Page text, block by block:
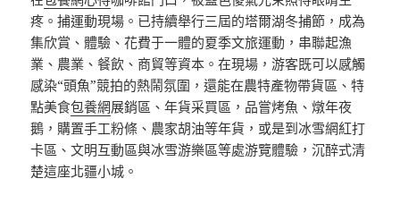
疼。捕運動現場。已持續舉行三屆的塔爾湖冬捕節，成為
集欣賞、體驗、花費于一體的夏季文旅運動，串聯起漁
業、農業、餐飲、商貿等資本。在現場，游客既可以感觸
感染“頭魚”競拍的熱鬧氛圍，還能在農特產物帶貨區、特
點美食包養網展銷區、年貨采買區，品嘗烤魚、燉年夜
鵝，購置手工粉條、農家胡油等年貨，或是到冰雪網紅打
卡區、文明互動區與冰雪游樂區等處游覽體驗，沉醉式清
楚這座北疆小城。